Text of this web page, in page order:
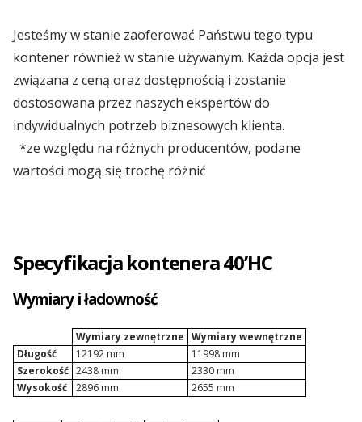
Kontenery Opole
Kontenery Poznań
Kontenery Rzeszów
Kontenery Warszawa
Kontenery Łódź
Jesteśmy w stanie zaoferować Państwu tego typu
kontener również w stanie używanym. Każda opcja jest
związana z ceną oraz dostępnością i zostanie
dostosowana przez naszych ekspertów do
indywidualnych potrzeb biznesowych klienta.
*ze względu na różnych producentów, podane
wartości mogą się trochę różnić
Specyfikacja kontenera 40’HC
Wymiary i ładowność
Wymiary zewnętrzne Wymiary wewnętrzne
Długość
12192 mm
11998 mm
Szerokość 2438 mm
2330 mm
Wysokość
2896 mm 2655 mm